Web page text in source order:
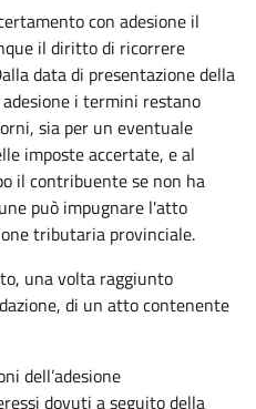
con adesione il
il diritto di ricorrere
data di presentazione della
i termini restano
sia per un eventuale
imposte accertate, e al
il contribuente se non ha
può impugnare l'atto
tributaria provinciale.
una volta raggiunto
di un atto contenente
dell’adesione
dovuti a seguito della